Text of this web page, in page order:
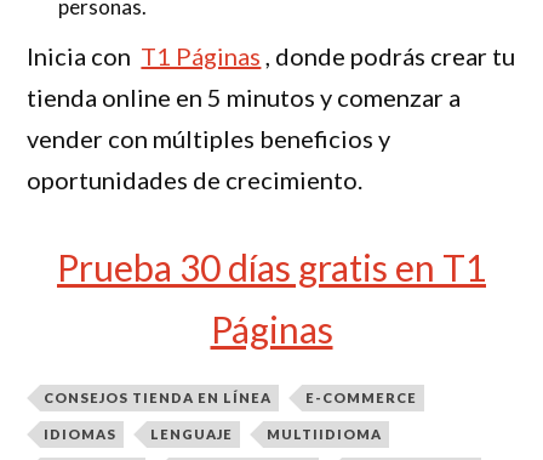
personas.
Inicia con T1 Páginas , donde podrás crear tu
tienda online en 5 minutos y comenzar a
vender con múltiples beneficios y
oportunidades de crecimiento.
Prueba 30 días gratis en T1
Páginas
CONSEJOS TIENDA EN LÍNEA E-COMMERCE
IDIOMAS LENGUAJE MULTIIDIOMA